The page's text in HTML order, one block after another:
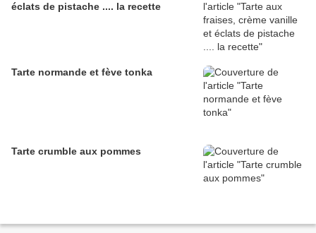
éclats de pistache .... la recette
Tarte normande et fève tonka
Tarte crumble aux pommes